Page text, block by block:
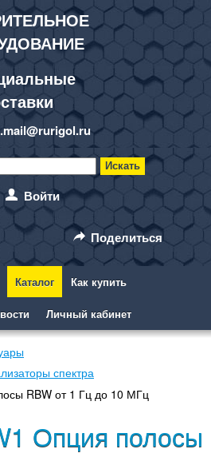
Войти
Поделиться
Каталог Как купить
Личный кабинет
спектра
RBW от 1 Гц до 10 МГц
Опция полосы